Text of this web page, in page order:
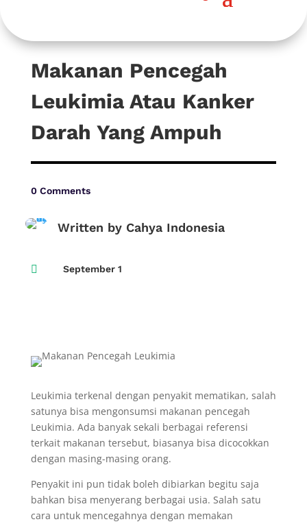
Makanan Pencegah
Leukimia Atau Kanker
Darah Yang Ampuh
0 Comments
Written by Cahya Indonesia
 September 1
Leukimia terkenal dengan penyakit mematikan, salah
satunya bisa mengonsumsi makanan pencegah
Leukimia. Ada banyak sekali berbagai referensi
terkait makanan tersebut, biasanya bisa dicocokkan
dengan masing-masing orang.
Penyakit ini pun tidak boleh dibiarkan begitu saja
bahkan bisa menyerang berbagai usia. Salah satu
cara untuk mencegahnya dengan memakan